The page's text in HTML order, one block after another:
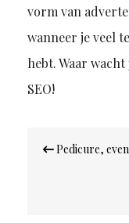
vorm van
wanneer je veel
hebt. Waar
SEO!
navigatie
Pedicure,